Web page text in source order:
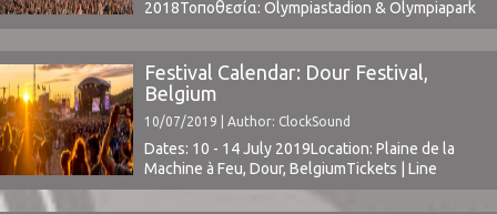
2018Τοποθεσία: Olympiastadion & Olympiapark
Berlin, GermanyΤιμή Εισιτηρίου: € 129Το Line Up
περιλαμβάνει: t.b.a.www.lollapaloozade.com
Festival Calendar: Dour Festival,
Belgium
10/07/2019 | Author: ClockSound
Dates: 10 - 14 July 2019Location: Plaine de la
Machine à Feu, Dour, BelgiumTickets | Line
Upwww.dourfestival.eu ⁪